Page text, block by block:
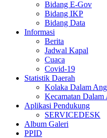
Bidang E-Gov
Bidang IKP
Bidang Data
Informasi
Berita
Jadwal Kapal
Cuaca
Covid-19
Statistik Daerah
Kolaka Dalam
Kecamatan Dalam
Aplikasi Pendukung
SERVICEDESK
Album Galeri
PPID